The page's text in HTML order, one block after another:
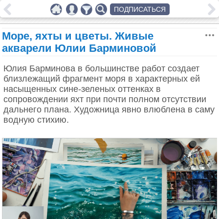
Море, яхты и цветы. Живые
акварели Юлии Барминовой
Юлия Барминова в большинстве работ создает
близлежащий фрагмент моря в характерных ей
насыщенных сине-зеленых оттенках в
сопровождении яхт при почти полном отсутствии
дальнего плана. Художница явно влюблена в саму
водную стихию.
ПОДПИСАТЬСЯ